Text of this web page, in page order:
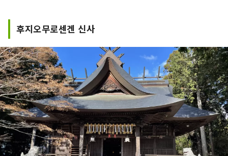
후지오무로센겐 신사